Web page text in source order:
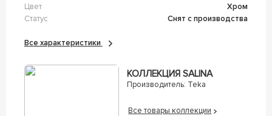
Цвет
Хром
Статус
Снят с производства
Все характеристики
КОЛЛЕКЦИЯ SALINA
Производитель: Teka
Все товары коллекции